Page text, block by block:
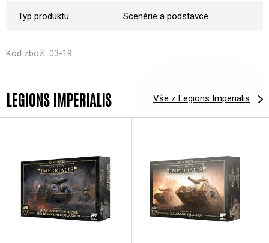
Typ produktu Scenérie a podstavce
Kód zboží: 03-19
LEGIONS IMPERIALIS Vše z Legions Imperialis